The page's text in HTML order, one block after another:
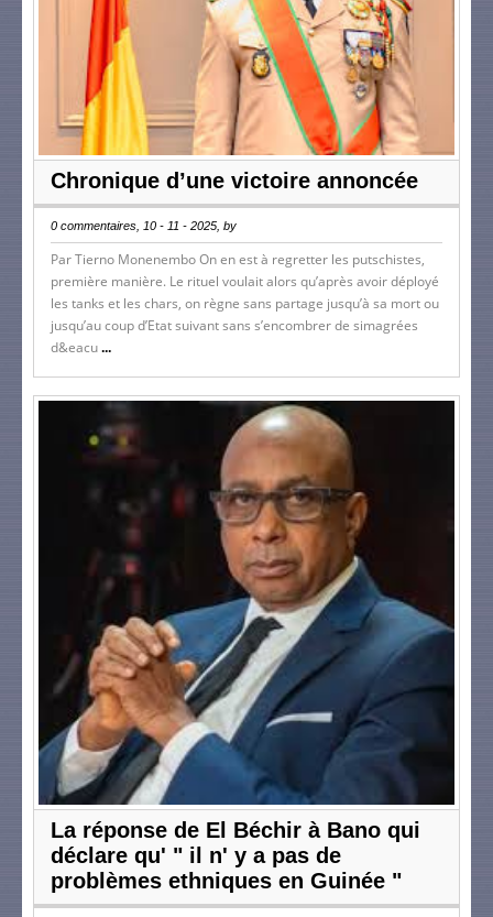
Chronique d’une victoire annoncée
0 commentaires, 10 - 11 - 2025, by
Par Tierno Monenembo On en est à regretter les putschistes,
première manière. Le rituel voulait alors qu’après avoir déployé
les tanks et les chars, on règne sans partage jusqu’à sa mort ou
jusqu’au coup d’Etat suivant sans s’encombrer de simagrées
d&eacu...
La réponse de El Béchir à Bano qui
déclare qu' " il n' y a pas de
problèmes ethniques en Guinée "